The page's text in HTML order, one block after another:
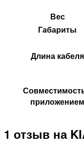
Вес
Габариты
Длина кабеля
приложением
1 отзыв на